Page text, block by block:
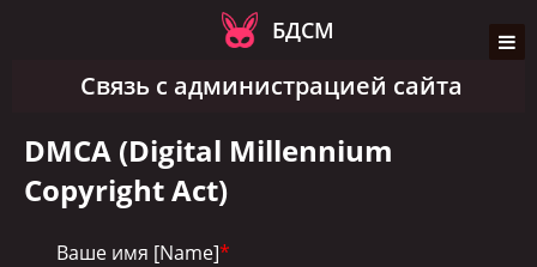
БДСМ
Связь с администрацией сайта
DMCA (Digital Millennium
Copyright Act)
Ваше имя [Name]*